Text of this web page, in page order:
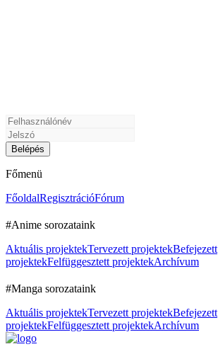
Főmenü
FőoldalRegisztrációFórum
#Anime sorozataink
Aktuális projektekTervezett projektekBefejezett
projektekFelfüggesztett projektekArchívum
#Manga sorozataink
Aktuális projektekTervezett projektekBefejezett
projektekFelfüggesztett projektekArchívum